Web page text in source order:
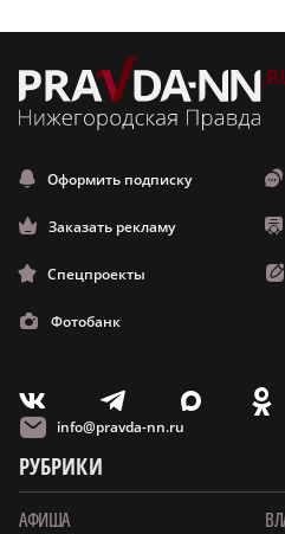
Оформить подписку
Заказать рекламу
Спецпроекты
Фотобанк
V T X O
info@pravda-nn.ru
РУБРИКИ
АФИША